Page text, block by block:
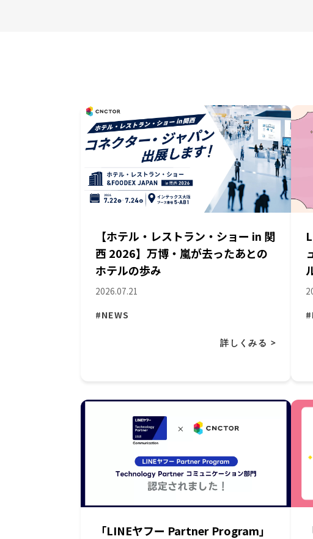
【ホテル・レストラン・ショー in 関
西 2026】万博・嵐が去ったあとの
ホテルの歩み
2026.07.21
#NEWS
詳しくみる >
「LINEヤフー Partner Program」